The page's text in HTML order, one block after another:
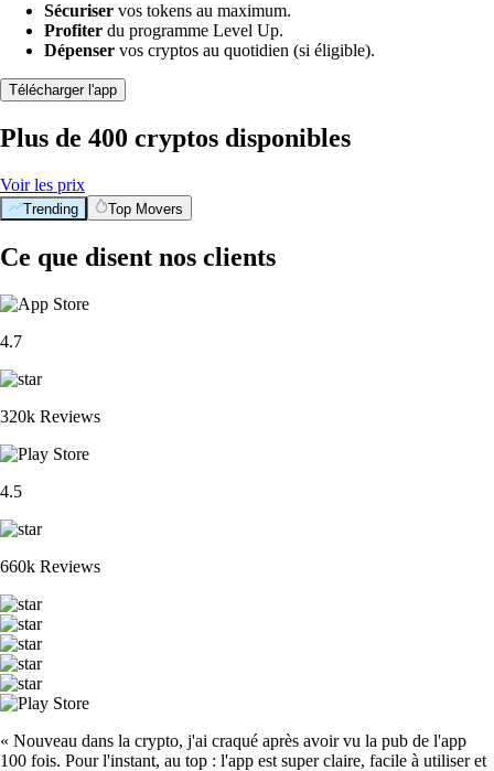
Sécuriser vos tokens au maximum.
Profiter du programme Level Up.
Dépenser vos cryptos au quotidien (si éligible).
Télécharger l'app
Plus de 400 cryptos disponibles
Voir les prix
Trending Top Movers
Ce que disent nos clients
4.7
320k Reviews
4.5
660k Reviews
« Nouveau dans la crypto, j'ai craqué après avoir vu la pub de l'app
100 fois. Pour l'instant, au top : l'app est super claire, facile à utiliser et